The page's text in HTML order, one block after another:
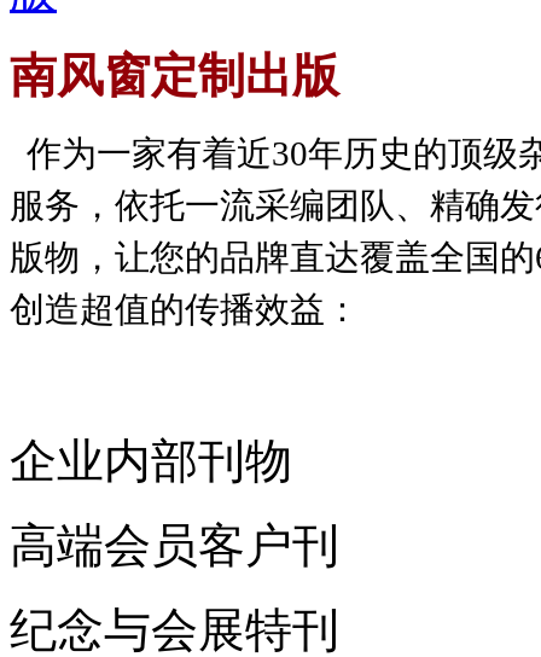
南风窗定制出版
作为一家有着近30年历史的顶级
服务，依托一流采编团队、精确
版物，让您的品牌直达覆盖全国
创造超值的传播效益：
企业内部刊物
高端会员客户刊
纪念与会展特刊